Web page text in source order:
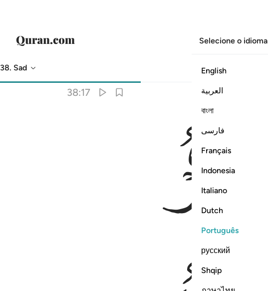
Selecione o idioma
English
العربية
বাংলা
فارسی
Français
Indonesia
Italiano
Dutch
Português
русский
Shqip
38. Sad
38:17
ﱅ